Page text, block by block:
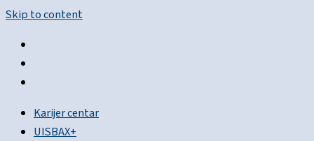
Skip to content
Karijer centar
UISBAX+